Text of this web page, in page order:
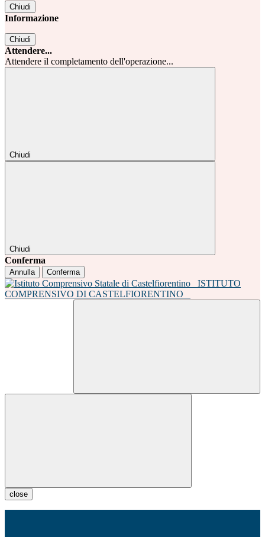
Chiudi
Informazione
Chiudi
Attendere...
Attendere il completamento dell'operazione...
Chiudi
Chiudi
Conferma
Annulla Conferma
ISTITUTO
COMPRENSIVO DI CASTELFIORENTINO
close